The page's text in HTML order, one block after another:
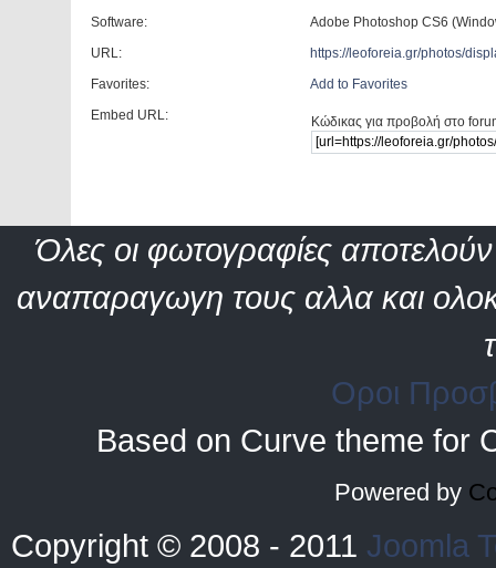
Software:
Adobe Photoshop CS6
URL:
https://leoforeia.gr/photos/
Favorites:
Add to Favorites
Embed URL:
Κώδικας για προβολή στο
Όλες οι φωτογραφίες αποτελούν
αναπαραγωγη τους αλλα και
Οροι
Based on Curve theme for
Powered by
Copyright © 2008 - 2011 Joomla